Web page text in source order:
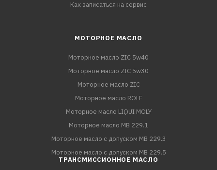
Как записаться на сервис
МОТОРНОЕ МАСЛО
Моторное масло ZIC 5w40
Моторное масло ZIC 5w30
Моторное масло ZIC
Моторное масло ROLF
Моторное масло LIQUI MOLY
Моторное масло MB 229.1
Моторное масло с допуском MB 229.3
Моторное масло с допуском MB 229.5
ТРАНСМИССИОННОЕ МАСЛО